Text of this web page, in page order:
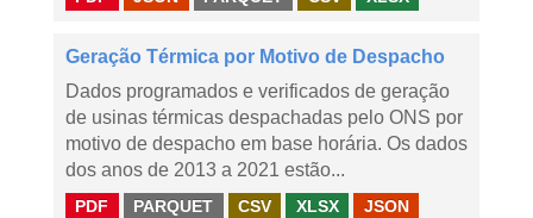
Geração Térmica por Motivo de Despacho
Dados programados e verificados de geração
de usinas térmicas despachadas pelo ONS por
motivo de despacho em base horária. Os dados
dos anos de 2013 a 2021 estão...
PDF PARQUET CSV XLSX JSON